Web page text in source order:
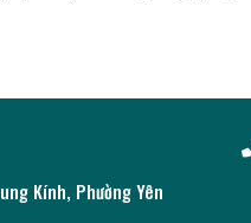
Kính, Phường Yên